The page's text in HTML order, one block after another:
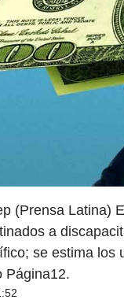
(Prensa Latina)
a
se estima los
Página12.